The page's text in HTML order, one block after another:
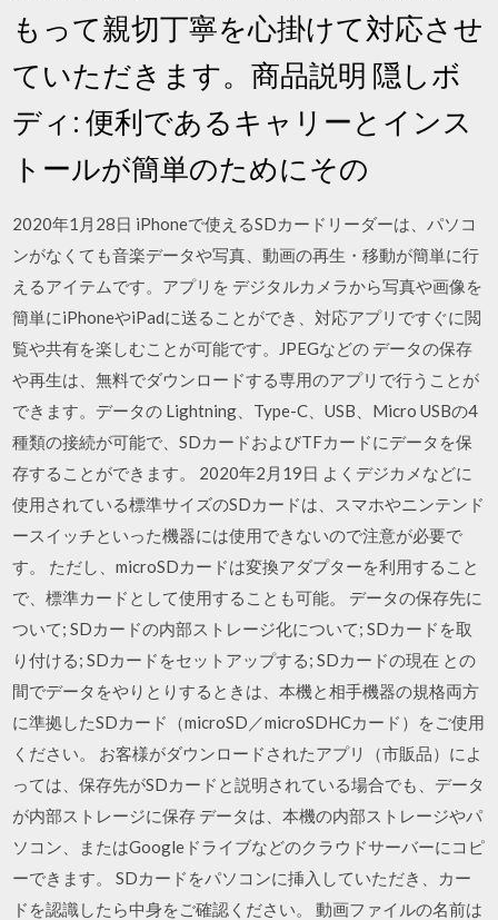
もって親切丁寧を心掛けて対応させ
ていただきます。商品説明 隠しボ
ディ: 便利であるキャリーとインス
トールが簡単のためにその
2020年1月28日 iPhoneで使えるSDカードリーダーは、パソコ
ンがなくても音楽データや写真、動画の再生・移動が簡単に行
えるアイテムです。アプリを デジタルカメラから写真や画像を
簡単にiPhoneやiPadに送ることができ、対応アプリですぐに閲
覧や共有を楽しむことが可能です。JPEGなどの データの保存
や再生は、無料でダウンロードする専用のアプリで行うことが
できます。データの Lightning、Type-C、USB、Micro USBの4
種類の接続が可能で、SDカードおよびTFカードにデータを保
存することができます。 2020年2月19日 よくデジカメなどに
使用されている標準サイズのSDカードは、スマホやニンテンド
ースイッチといった機器には使用できないので注意が必要で
す。 ただし、microSDカードは変換アダプターを利用すること
で、標準カードとして使用することも可能。 データの保存先に
ついて; SDカードの内部ストレージ化について; SDカードを取
り付ける; SDカードをセットアップする; SDカードの現在 との
間でデータをやりとりするときは、本機と相手機器の規格両方
に準拠したSDカード（microSD／microSDHCカード）をご使用
ください。 お客様がダウンロードされたアプリ（市販品）によ
っては、保存先がSDカードと説明されている場合でも、データ
が内部ストレージに保存 データは、本機の内部ストレージやパ
ソコン、またはGoogleドライブなどのクラウドサーバーにコピ
ーできます。 SDカードをパソコンに挿入していただき、カー
ドを認識したら中身をご確認ください。 動画ファイルの名前は